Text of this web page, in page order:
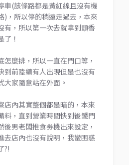
車(該條路都是黃紅線且沒有機
)，所以停的稍遠走過去，本來
有，所以第一次去就拿到頭香
了！
怎麼排，所以一直在門口等，
到前陸續有人出現但是也沒有
大家隨意站在外面。
店內其實整個都是暗的，本來
料，直到營業時間快到後鐵門
後男老闆推食劵機出來設定，
去店內也沒有說明，我蠻困惑
?!